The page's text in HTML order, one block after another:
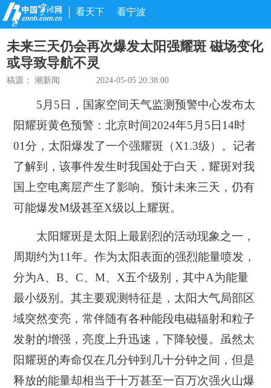
看天下 看宁波
未来三天仍会再次爆发太阳强耀斑 磁场变化
或导致导航不灵
稿源：潮新闻 2024-05-05 20:38:00
5月5日，国家空间天气监测预警中心发布太
阳耀斑黄色预警：北京时间2024年5月5日14时
01分，太阳爆发了一个强耀斑（X1.3级）。记者
了解到，该事件发生时我国处于白天，耀斑对我
国上空电离层产生了影响。预计未来三天，仍有
可能爆发M级甚至X级以上耀斑。
太阳耀斑是太阳上最剧烈的活动现象之一，
周期约为11年。作为太阳表面的强烈能量喷发，
分为A、B、C、M、X五个级别，其中A为能量
最小级别。其主要观测特征是，太阳大气局部区
域突然变亮，常伴随有各种能段电磁辐射和粒子
发射的增强，亮度上升迅速，下降较慢。虽然太
阳耀斑的寿命仅在几分钟到几十分钟之间，但是
释放的能量却相当于十万甚至一百万次强火山爆